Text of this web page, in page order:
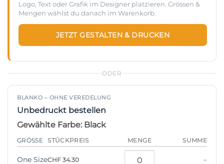
Logo, Text oder Grafik im Designer platzieren. Grössen &
Mengen wählst du danach im Warenkorb.
JETZT GESTALTEN & DRUCKEN
ODER
BLANKO – OHNE VEREDELUNG
Unbedruckt bestellen
Gewählte Farbe: Black
GRÖSSE STÜCKPREIS MENGE SUMME
One SizeCHF 34.30 –